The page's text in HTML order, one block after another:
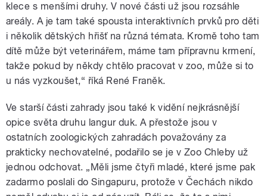
klece s menšími druhy. V nové části už jsou rozsáhle
areály. A je tam také spousta interaktivních prvků pro děti
i několik dětských hřišť na různá témata. Kromě toho tam
dítě může být veterinářem, máme tam přípravnu krmení,
takže pokud by někdy chtělo pracovat v zoo, může si to
u nás vyzkoušet,“ říká René Franěk.
Ve starší části zahrady jsou také k vidění nejkrásnější
opice světa druhu langur duk. A přestože jsou v
ostatních zoologických zahradách považovány za
prakticky nechovatelné, podařilo se je v Zoo Chleby už
jednou odchovat. „Měli jsme čtyři mladé, které jsme pak
zadarmo poslali do Singapuru, protože v Čechách nikdo